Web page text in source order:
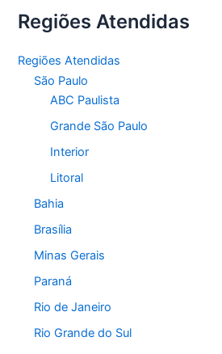
Regiões Atendidas
Regiões Atendidas
São Paulo
ABC Paulista
Grande São Paulo
Interior
Litoral
Bahia
Brasília
Minas Gerais
Paraná
Rio de Janeiro
Rio Grande do Sul